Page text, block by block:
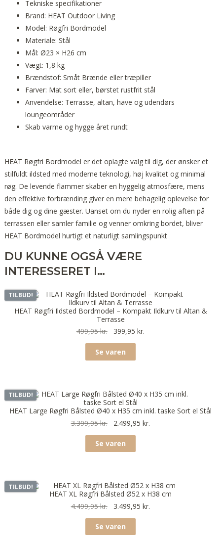
Tekniske specifikationer
Brand: HEAT Outdoor Living
Model: Røgfri Bordmodel
Materiale: Stål
Mål: Ø23 × H26 cm
Vægt: 1,8 kg
Brændstof: Småt Brænde eller træpiller
Farver: Mat sort eller, børstet rustfrit stål
Anvendelse: Terrasse, altan, have og udendørs
loungeområder
Skab varme og hygge året rundt
HEAT Røgfri Bordmodel er det oplagte valg til dig, der ønsker et
stilfuldt ildsted med moderne teknologi, høj kvalitet og minimal
røg. De levende flammer skaber en hyggelig atmosfære, mens
den effektive forbrænding giver en mere behagelig oplevelse for
både dig og dine gæster. Uanset om du nyder en rolig aften på
terrassen eller samler familie og venner omkring bordet, bliver
HEAT Bordmodel hurtigt et naturligt samlingspunkt
DU KUNNE OGSÅ VÆRE
INTERESSERET I…
HEAT Røgfri Ildsted Bordmodel – Kompakt Ildkurv til Altan &
Terrasse
TILBUD!
499,95kr. 399,95kr.
Se varen
HEAT Large Røgfri Bålsted Ø40 x H35 cm inkl. taske Sort el Stål
TILBUD!
3.399,95kr. 2.499,95kr.
Se varen
HEAT XL Røgfri Bålsted Ø52 x H38 cm
TILBUD!
4.499,95kr. 3.499,95kr.
Se varen